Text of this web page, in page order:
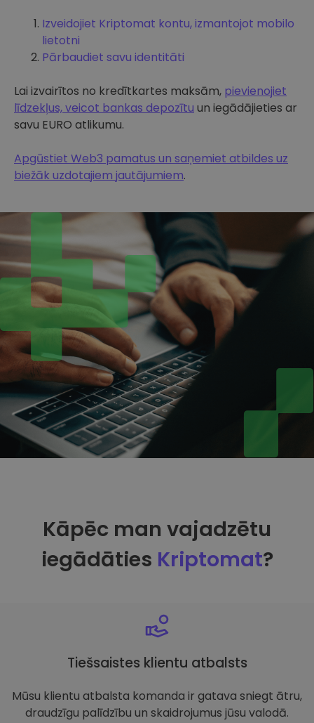
Izveidojiet Kriptomat kontu, izmantojot mobilo
lietotni
Pārbaudiet savu identitāti
Lai izvairītos no kredītkartes maksām, pievienojiet
līdzekļus, veicot bankas depozītu un iegādājieties ar
savu EURO atlikumu.
Apgūstiet Web3 pamatus un saņemiet atbildes uz
biežāk uzdotajiem jautājumiem.
Kāpēc man vajadzētu
iegādāties Kriptomat?
Tiešsaistes klientu atbalsts
Mūsu klientu atbalsta komanda ir gatava sniegt ātru,
draudzīgu palīdzību un skaidrojumus jūsu valodā.